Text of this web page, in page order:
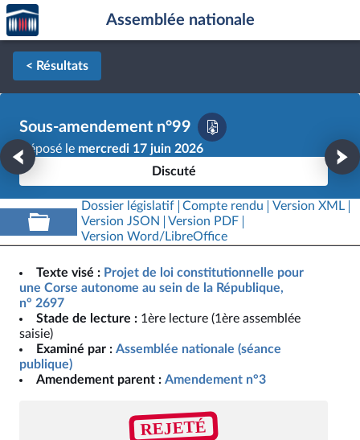
Aller au contenu
Aller en bas de la page
Accèder
à la
page
d'accueil
Assemblée nationale
< Résultats
Sous-amendement n°99
Déposé le mercredi 17 juin 2026
Discuté
Dossier législatif Compte rendu
Version XML
Version JSON
Version PDF
Version Word/LibreOffice
Texte visé : Projet de loi constitutionnelle pour
une Corse autonome au sein de la République,
n° 2697
Stade de lecture : 1ère lecture (1ère assemblée
saisie)
Examiné par : Assemblée nationale (séance
publique)
Amendement parent : Amendement n°3
REJETÉ